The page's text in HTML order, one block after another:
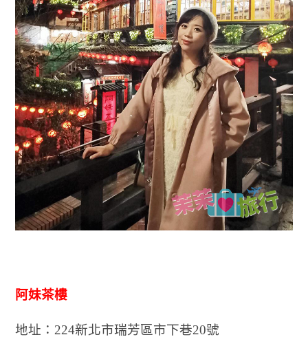
阿妹茶樓
地址：224新北市瑞芳區市下巷20號